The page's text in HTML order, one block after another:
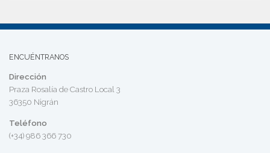
ENCUÉNTRANOS
Dirección
Praza Rosalía de Castro Local 3
36350 Nigrán
Teléfono
(+34) 986 366 730